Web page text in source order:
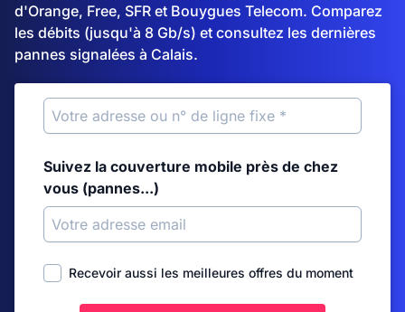
d'Orange, Free, SFR et Bouygues Telecom. Comparez
les débits (jusqu'à 8 Gb/s) et consultez les dernières
pannes signalées à Calais.
Suivez la couverture mobile près de chez
vous (pannes...)
Recevoir aussi les meilleures offres du moment